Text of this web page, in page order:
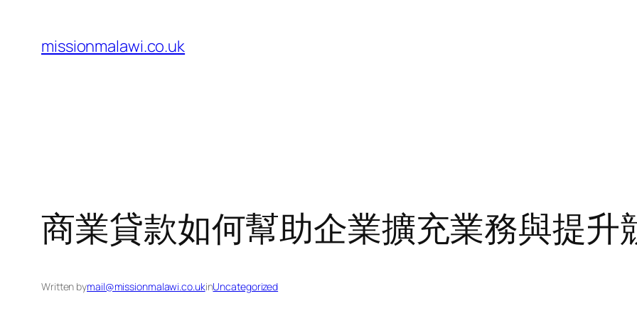
content
missionmalawi.co.uk
商業貸款如何幫助企業擴充業務與提升
Written bymail@missionmalawi.co.ukinUncategorized